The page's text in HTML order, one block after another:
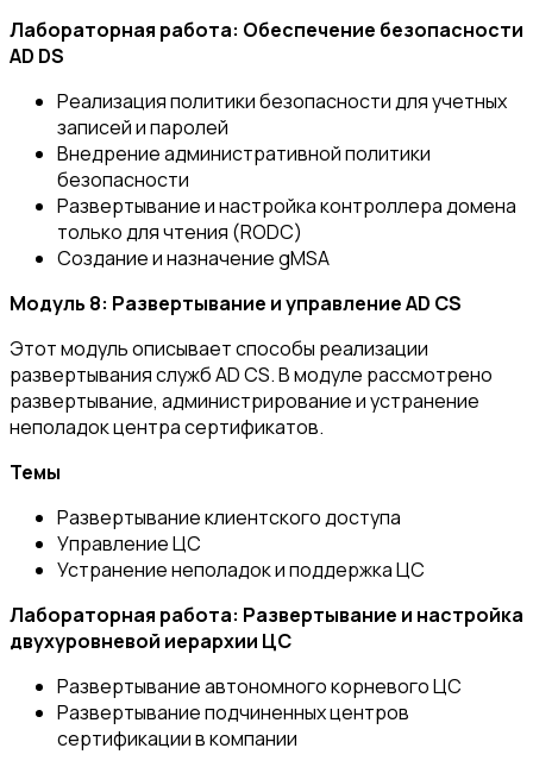
Лабораторная работа: Обеспечение безопасности
AD DS
Реализация политики безопасности для учетных
записей и паролей
Внедрение административной политики
безопасности
Развертывание и настройка контроллера домена
только для чтения (RODC)
Создание и назначение gMSA
Модуль 8: Развертывание и управление AD CS
Этот модуль описывает способы реализации
развертывания служб AD CS. В модуле рассмотрено
развертывание, администрирование и устранение
неполадок центра сертификатов.
Темы
Развертывание клиентского доступа
Управление ЦС
Устранение неполадок и поддержка ЦС
Лабораторная работа: Развертывание и настройка
двухуровневой иерархии ЦС
Развертывание автономного корневого ЦС
Развертывание подчиненных центров
сертификации в компании